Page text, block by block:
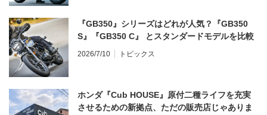
『GB350』シリーズはどれが人気？『GB350
S』『GB350 C』 とスタンダードモデルを比較
2026/7/10 トピックス
ホンダ『Cub HOUSE』原付二種ライフを充実
させるための新拠点、ただの販売店じゃありま